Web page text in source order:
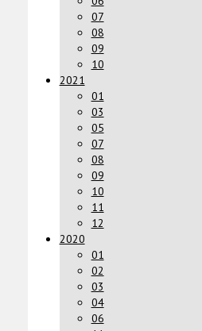
07
08
09
10
2021
01
03
05
07
08
09
10
11
12
2020
01
02
03
04
06